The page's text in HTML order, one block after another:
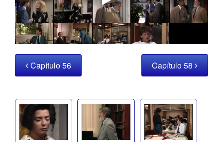
Capítulo 56 Capítulo 58